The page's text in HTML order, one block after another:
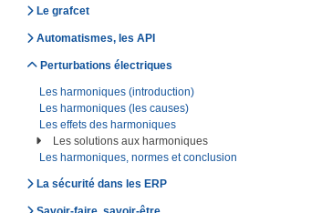
Le grafcet
Automatismes, les API
Perturbations électriques
Les harmoniques (introduction)
Les harmoniques (les causes)
Les effets des harmoniques
Les solutions aux harmoniques
Les harmoniques, normes et conclusion
La sécurité dans les ERP